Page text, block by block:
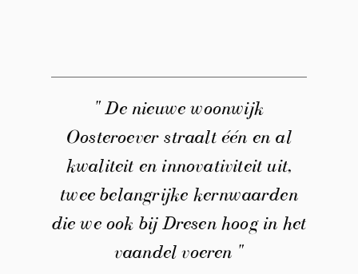
" De nieuwe woonwijk
Oosteroever straalt één en al
kwaliteit en innovativiteit uit,
twee belangrijke kernwaarden
die we ook bij Dresen hoog in het
vaandel voeren "